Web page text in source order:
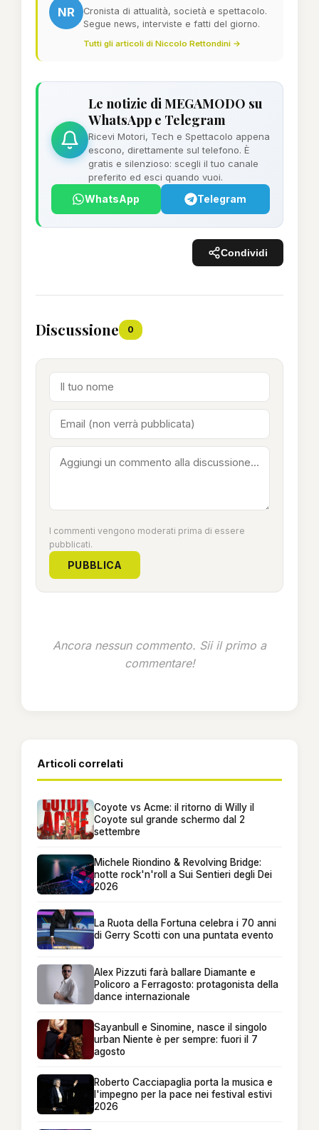
NR
Cronista di attualità, società e spettacolo.
Segue news, interviste e fatti del giorno.
Tutti gli articoli di Niccolo Rettondini →
Le notizie di MEGAMODO su
WhatsApp e Telegram
Ricevi Motori, Tech e Spettacolo appena
escono, direttamente sul telefono. È
gratis e silenzioso: scegli il tuo canale
preferito ed esci quando vuoi.
WhatsApp Telegram
Condividi
Discussione 0
I commenti vengono moderati prima di essere
pubblicati.
PUBBLICA
Ancora nessun commento. Sii il primo a
commentare!
Articoli correlati
Coyote vs Acme: il ritorno di Willy il
Coyote sul grande schermo dal 2
settembre
Michele Riondino & Revolving Bridge:
notte rock'n'roll a Sui Sentieri degli Dei
2026
La Ruota della Fortuna celebra i 70 anni
di Gerry Scotti con una puntata evento
Alex Pizzuti farà ballare Diamante e
Policoro a Ferragosto: protagonista della
dance internazionale
Sayanbull e Sinomine, nasce il singolo
urban Niente è per sempre: fuori il 7
agosto
Roberto Cacciapaglia porta la musica e
l'impegno per la pace nei festival estivi
2026